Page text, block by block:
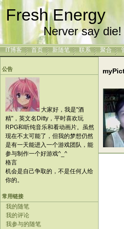
Fresh Energy
Nerver say die!
IT博客 首页 新随笔 联系 聚合
公告
大家好，我是"酒
精"，英文名Ditty，平时喜欢玩
RPG和听纯音乐和看动画片。虽然
现在不太可能了，但我的梦想仍然
是有一天能进入一个游戏团队，能
参与制作一个好游戏^_^
格言
机会是自己争取的，不是任何人给
你的。
常用链接
我的随笔
我的评论
我参与的随笔